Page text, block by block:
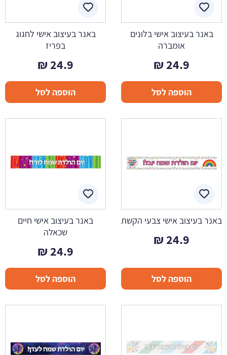
באנר בעיצוב אישי בלונים
אומברה
24.9
₪
הוספה לסל
באנר בעיצוב אישי לחגוג
בפריז
24.9
₪
הוספה לסל
באנר בעיצוב אישי צבעי הקשת
24.9
₪
הוספה לסל
באנר בעיצוב אישי חיים
שכאלה
24.9
₪
הוספה לסל